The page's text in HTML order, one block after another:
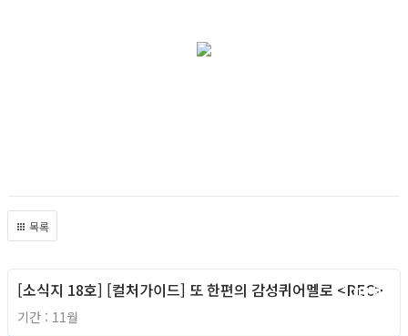
목록
2011년
[소식지 18호] [컬처가이드] 또 한편의 감성퀴어멜로 <REC>
기간 : 11월